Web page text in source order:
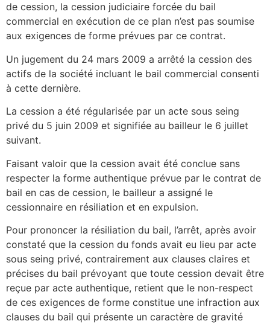
de cession, la cession judiciaire forcée du bail
commercial en exécution de ce plan n’est pas soumise
aux exigences de forme prévues par ce contrat.
Un jugement du 24 mars 2009 a arrêté la cession des
actifs de la société incluant le bail commercial consenti
à cette dernière.
La cession a été régularisée par un acte sous seing
privé du 5 juin 2009 et signifiée au bailleur le 6 juillet
suivant.
Faisant valoir que la cession avait été conclue sans
respecter la forme authentique prévue par le contrat de
bail en cas de cession, le bailleur a assigné le
cessionnaire en résiliation et en expulsion.
Pour prononcer la résiliation du bail, l’arrêt, après avoir
constaté que la cession du fonds avait eu lieu par acte
sous seing privé, contrairement aux clauses claires et
précises du bail prévoyant que toute cession devait être
reçue par acte authentique, retient que le non-respect
de ces exigences de forme constitue une infraction aux
clauses du bail qui présente un caractère de gravité